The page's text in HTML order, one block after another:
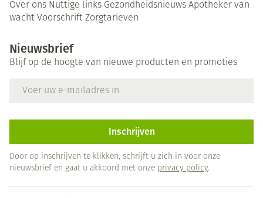
Over ons Nuttige links Gezondheidsnieuws Apotheker van
wacht Voorschrift Zorgtarieven
Nieuwsbrief
Blijf op de hoogte van nieuwe producten en promoties
Inschrijven
Door op inschrijven te klikken, schrijft u zich in voor onze
nieuwsbrief en gaat u akkoord met onze privacy policy.